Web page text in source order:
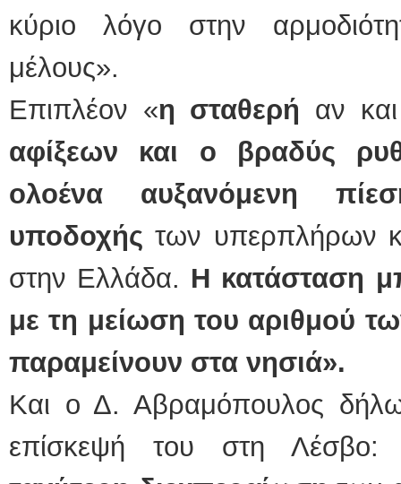
κύριο λόγο στην
μέλους».
Επιπλέον «η σταθερή αν
αφίξεων και ο βραδύς
ολοένα αυξανόμενη
υποδοχήςτων υπερπλήρων
στην Ελλάδα. Η κατάσταση
με τη μείωση του αριθμού
παραμείνουν στα νησιά».
Και ο Δ. Αβραμόπουλος
επίσκεψή του στη Λέσβο: